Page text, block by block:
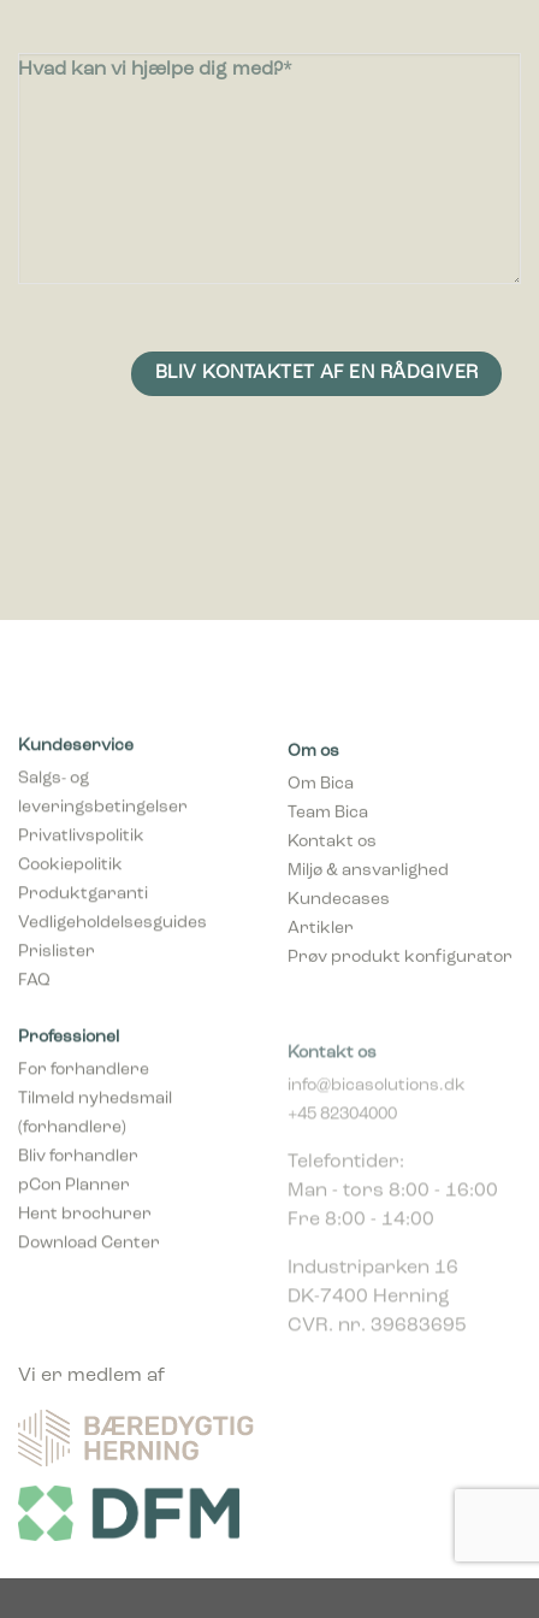
Hvad kan vi hjælpe dig med?
Kundeservice
Salgs- og
leveringsbetingelser
Privatlivspolitik
Cookiepolitik
Produktgaranti
Vedligeholdelsesguides
Prislister
FAQ
Om os
Om Bica
Team Bica
Kontakt os
Miljø & ansvarlighed
Kundecases
Artikler
Prøv produkt konfigurator
Professionel
For forhandlere
Tilmeld nyhedsmail
(forhandlere)
Bliv forhandler
pCon Planner
Hent brochurer
Download Center
+45 82304000
Man - tors 8:00 - 16:00
Fre 8:00 - 14:00
DK-7400 Herning
CVR. nr. 39683695
Vi er medlem af